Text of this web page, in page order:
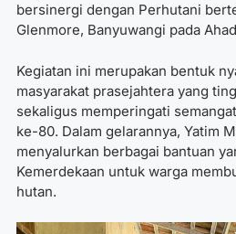
bersinergi dengan Perhutani
Glenmore, Banyuwangi pada
Kegiatan ini merupakan bentuk
masyarakat prasejahtera yang
sekaligus memperingati
ke-80. Dalam gelarannya, Yatim
menyalurkan berbagai bantuan
Kemerdekaan untuk warga
hutan.